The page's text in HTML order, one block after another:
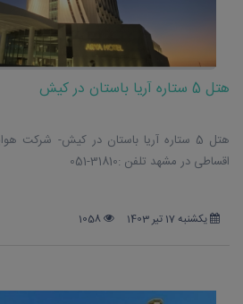
هتل 5 ستاره آریا باستان در کیش
هتل 5 ستاره آریا باستان در کیش- شرکت
اقساطی در مشهد تلفن :31810-051
یکشنبه 17 تیر 1403